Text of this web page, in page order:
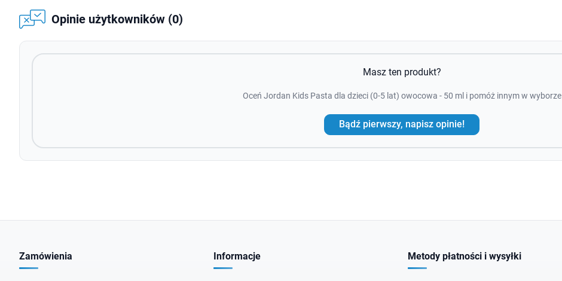
Opinie użytkowników (0)
Masz ten produkt?
Oceń Jordan Kids Pasta dla dzieci (0-5 lat) owocowa - 50 ml i pomóż innym w wyborze
Bądź pierwszy, napisz opinie!
Zamówienia Informacje Metody płatności i wysyłki